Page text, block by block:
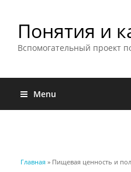
Понятия и
Вспомогательный проект
Menu
Вы здесь
Главная » Пищевая ценность и